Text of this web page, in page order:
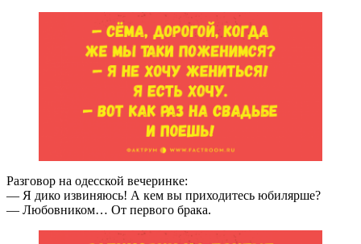
Разговор на одесской вечеринке:
— Я дико извиняюсь! А кем вы приходитесь юбилярше?
— Любовником… От первого брака.